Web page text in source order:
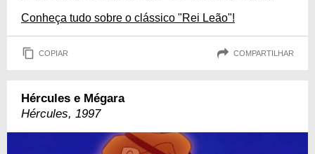
Conheça tudo sobre o clássico "Rei Leão"!
COPIAR COMPARTILHAR
Hércules e Mégara
Hércules, 1997